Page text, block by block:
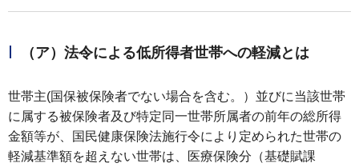
（ア）法令による低所得者世帯への軽減とは
世帯主(国保被保険者でない場合を含む。）並びに当該世帯
に属する被保険者及び特定同一世帯所属者の前年の総所得
金額等が、国民健康保険法施行令により定められた世帯の
軽減基準額を超えない世帯は、医療保険分（基礎賦課